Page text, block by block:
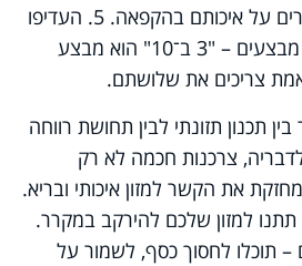
ואפילו עשבי תיבול שומרים על איכותם בהקפאה. 5. העדיפו
קנייה לפי צורך ולא לפי מבצעים – "3 ב־10" הוא מבצע
צריכים את שלושתם.
תכנון תזונתי לבין תחושת רווחה
צרכנות חכמה לא רק
את הקשר למזון איכותי ובריא.
למזון שלכם להירקב במקרר.
תוכלו לחסוך כסף, לשמור על